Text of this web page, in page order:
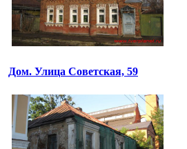
Дом. Улица Советская, 59